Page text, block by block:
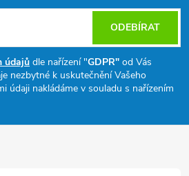
údajů dle nařízení "GDPR" od Vás
nezbytné k uskutečnění Vašeho
údaji nakládáme v souladu s nařízením
ODEBÍRAT